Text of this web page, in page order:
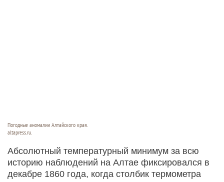
Погодные аномалии Алтайского края.
altapress.ru.
Абсолютный температурный минимум за всю
историю наблюдений на Алтае фиксировался в
декабре 1860 года, когда столбик термометра